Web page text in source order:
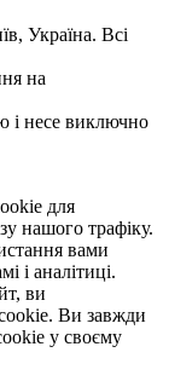
Україна. Всі
на
і несе виключно
для
нашого трафіку.
вами
і аналітиці.
ви
Ви завжди
у своєму